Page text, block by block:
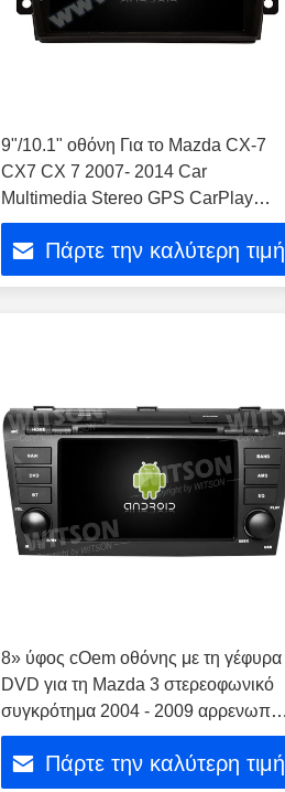
9"/10.1" οθόνη Για το Mazda CX-7
CX7 CX 7 2007- 2014 Car
Multimedia Stereo GPS CarPlay
Player
Πάρτε την καλύτερη τιμή
8» ύφος cOem οθόνης με τη γέφυρα
DVD για τη Mazda 3 στερεοφωνικό
συγκρότημα 2004 - 2009 αρρενωπό
αυτοκινήτων DVD πολυμέσων ΠΣΤ
Πάρτε την καλύτερη τιμή